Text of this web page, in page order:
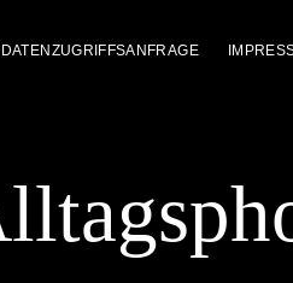
DATENZUGRIFFSANFRAGE